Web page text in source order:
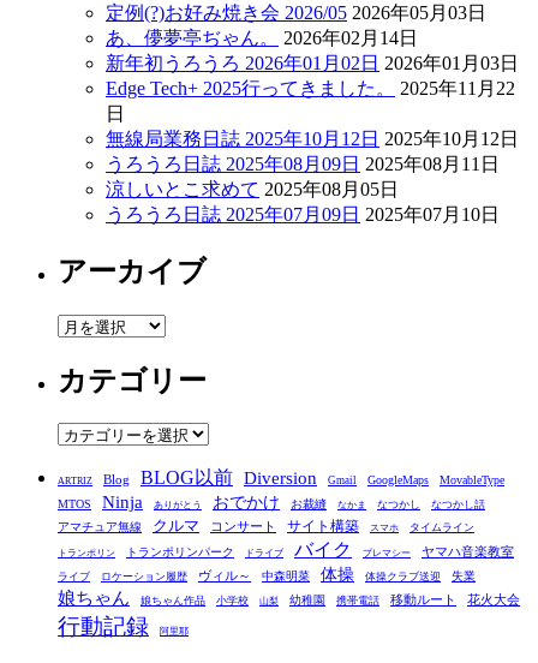
定例(?)お好み焼き会 2026/05 2026年05月03日
あ、儚夢亭ぢゃん。
2026年02月14日
新年初うろうろ 2026年01月02日 2026年01月03日
Edge Tech+ 2025行ってきました。
2025年11月22
日
無線局業務日誌 2025年10月12日 2025年10月12日
うろうろ日誌 2025年08月09日 2025年08月11日
涼しいとこ求めて 2025年08月05日
うろうろ日誌 2025年07月09日 2025年07月10日
アーカイブ
ア
カ
イ
ブ
カテゴリー
カ
ゴ
リ
ー
ARTRIZ Blog BLOG以前 Diversion Gmail GoogleMaps
MovableType
MTOS
Ninja ありがとう おでかけ お裁縫 なかま なつかし なつかし話
アマチュア無線 クルマ コンサート サイト構築 スマホ タイムライン
トランポリン トランポリンパーク ドライブ バイク プレマシー ヤマハ音楽教室
ライブ ロケーション履歴 ヴィル～ 中森明菜 体操 体操クラブ送迎 失業
娘ちゃん 娘ちゃん作品 小学校 山梨 幼稚園 携帯電話 移動ルート 花火大会
行動記録 阿里耶